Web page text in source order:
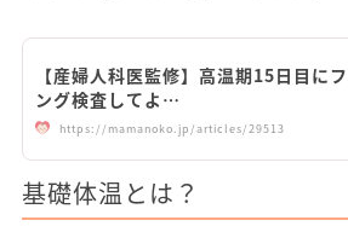
【産婦人科医監修】高温期15日目に
ング検査してよ…
https://mamanoko.jp/articles/29513
基礎体温とは？